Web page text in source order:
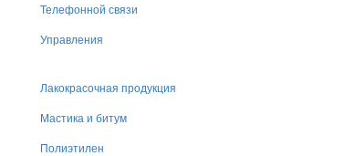
Телефонной связи
Управления
Лакокрасочная продукция
Мастика и битум
Полиэтилен